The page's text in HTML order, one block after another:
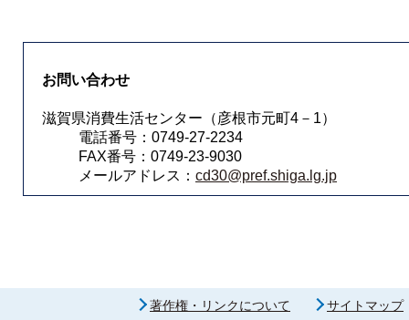
お問い合わせ
滋賀県消費生活センター（彦根市元町4－1）
電話番号：0749-27-2234
FAX番号：0749-23-9030
メールアドレス： cd30@pref.shiga.lg.jp
著作権・リンクについて サイトマップ